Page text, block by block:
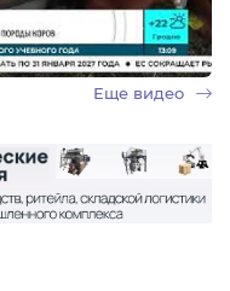
Еще видео